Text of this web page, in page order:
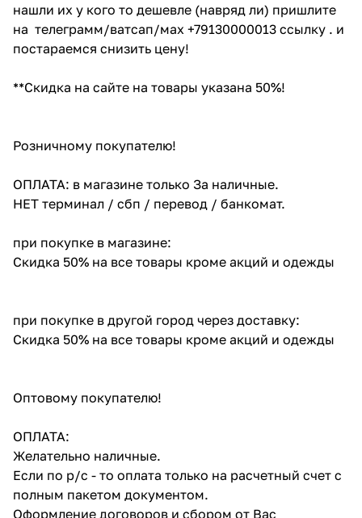
нашли их у кого то дешевле (навряд ли) пришлите
на телеграмм/ватсап/мах +79130000013 ссылку . и
постараемся снизить цену!
**Скидка на сайте на товары указана 50%!
Розничному покупателю!
ОПЛАТА: в магазине только За наличные.
НЕТ терминал / сбп / перевод / банкомат.
при покупке в магазине:
Скидка 50% на все товары кроме акций и одежды
при покупке в другой город через доставку:
Скидка 50% на все товары кроме акций и одежды
Оптовому покупателю!
ОПЛАТА:
Желательно наличные.
Если по р/с - то оплата только на расчетный счет с
полным пакетом документом.
Оформление договоров и сбором от Вас